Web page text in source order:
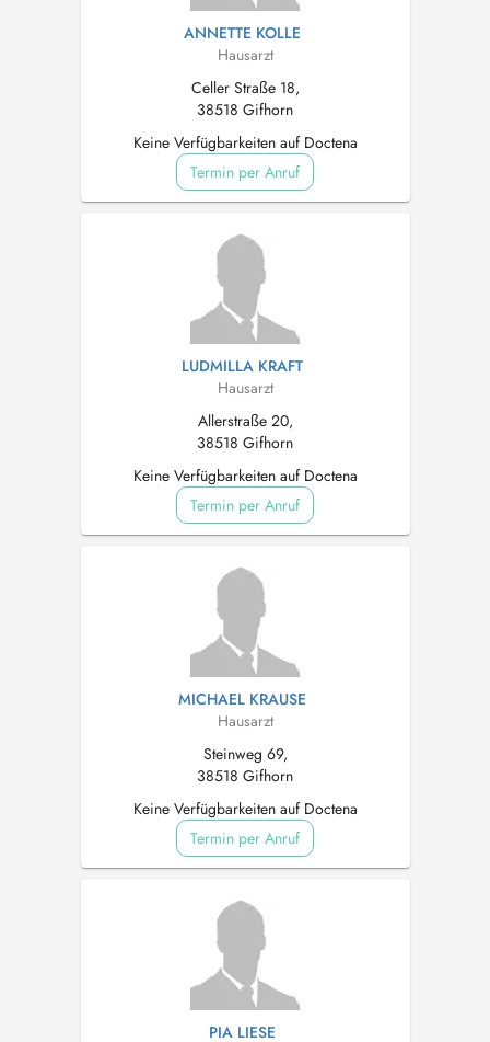
ANNETTE KOLLE
Hausarzt
Celler Straße 18,
38518 Gifhorn
Keine Verfügbarkeiten auf Doctena
Termin per Anruf
LUDMILLA KRAFT
Hausarzt
Allerstraße 20,
38518 Gifhorn
Keine Verfügbarkeiten auf Doctena
Termin per Anruf
MICHAEL KRAUSE
Hausarzt
Steinweg 69,
38518 Gifhorn
Keine Verfügbarkeiten auf Doctena
Termin per Anruf
PIA LIESE